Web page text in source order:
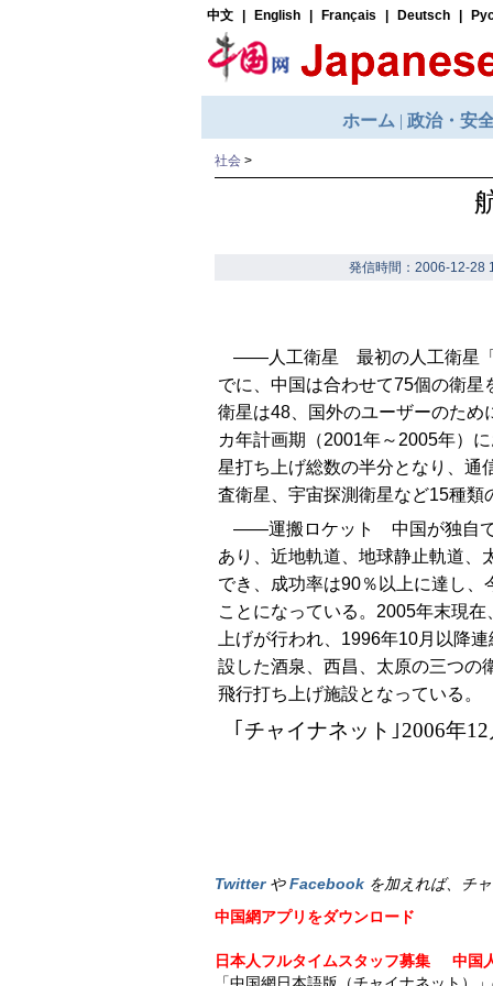
社会 >
発信時間：2006-12-28
――人工衛星 最初の人工衛星「
でに、中国は合わせて75個の衛
衛星は48、国外のユーザーのた
カ年計画期（2001年～2005年）
星打ち上げ総数の半分となり、通
査衛星、宇宙探測衛星など15種類
――運搬ロケット 中国が独自で
あり、近地軌道、地球静止軌道、
でき、成功率は90％以上に達し
ことになっている。2005年末現
上げが行われ、1996年10月以降
設した酒泉、西昌、太原の三つの
飛行打ち上げ施設となっている。
｢チャイナネット｣2006年
Twitter やFacebook を加えれば、チ
中国網アプリをダウンロード
日本人フルタイムスタッフ募集
中国